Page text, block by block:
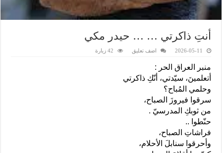
أنتِ ذاكرتي … … حيدر مكي
2026-05-11 اضف تعليق 42 زيارة
منبر العراق الحر :
أتعلمينَ، سيّدتي، أنّكِ ذاكرتي
وحلمي المُباح؟
سرقوا فيروزَ الصباح،
من ثوبكِ المدرسيّ .
حنّطوا ..
فراشاتِ الصباح،
وأحرقوا سنابلَ الأحلام،